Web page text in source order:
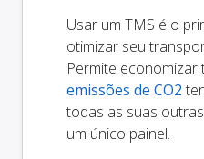
Usar um TMS é o
otimizar seu
Permite economizar
emissões de CO2
todas as suas
um único painel.